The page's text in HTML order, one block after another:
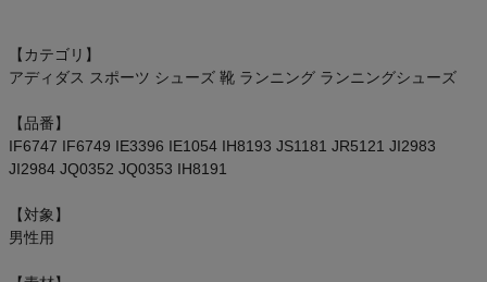
スポーツマリオTOP
お気に入り
【カテゴリ】
アディダス スポーツ シューズ 靴 ランニング ランニングシューズ
【品番】
IF6747 IF6749 IE3396 IE1054 IH8193 JS1181 JR5121 JI2983
JI2984 JQ0352 JQ0353 IH8191
【対象】
男性用